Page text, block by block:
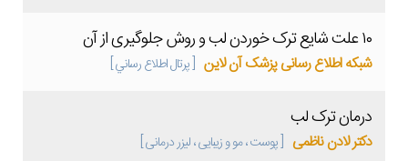
۱۰ علت شایع ترک خوردن لب و روش جلوگیری از آن
شبکه اطلاع رسانی پزشک آن لاین [ پرتال اطلاع رساني ]
درمان ترک لب
دکتر لادن ناظمی [ پوست ، مو و زیبایی ، لیزر درمانی ]